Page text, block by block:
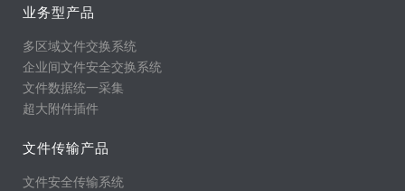
业务型产品
多区域文件交换系统
企业间文件安全交换系统
文件数据统一采集
超大附件插件
文件传输产品
文件安全传输系统